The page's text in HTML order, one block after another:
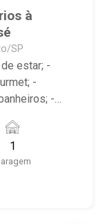
à
SP
estar; -
-
-
de
Cenourão,
Grill
1